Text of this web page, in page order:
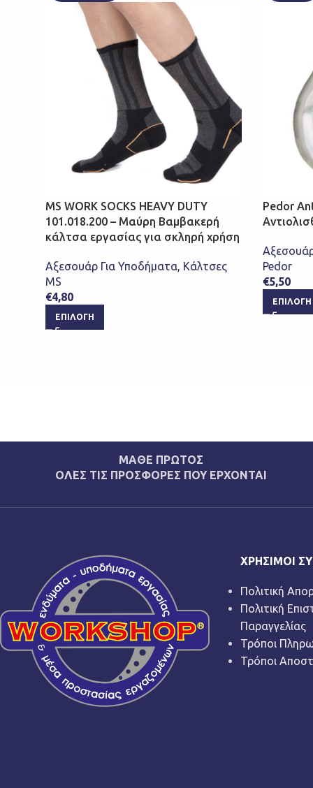
MS WORK SOCKS HEAVY DUTY
101.018.200 – Μαύρη Βαμβακερή
κάλτσα εργασίας για σκληρή χρήση
Αξεσουάρ Για Υποδήματα, Κάλτσες
MS
€4,80
ΕΠΙΛΟΓΉ
Pedor
Pedor
€5,50
ΕΠΙΛΟΓΉ
ΜΑΘΕ ΠΡΩΤΟΣ
ΟΛΕΣ ΤΙΣ ΠΡΟΣΦΟΡΕΣ ΠΟΥ ΕΡΧΟΝΤΑΙ
ΧΡΉΣΙΜΟΙ
Πολιτική
Πολιτική
Παραγγελίας
Τρόποι
Τρόποι